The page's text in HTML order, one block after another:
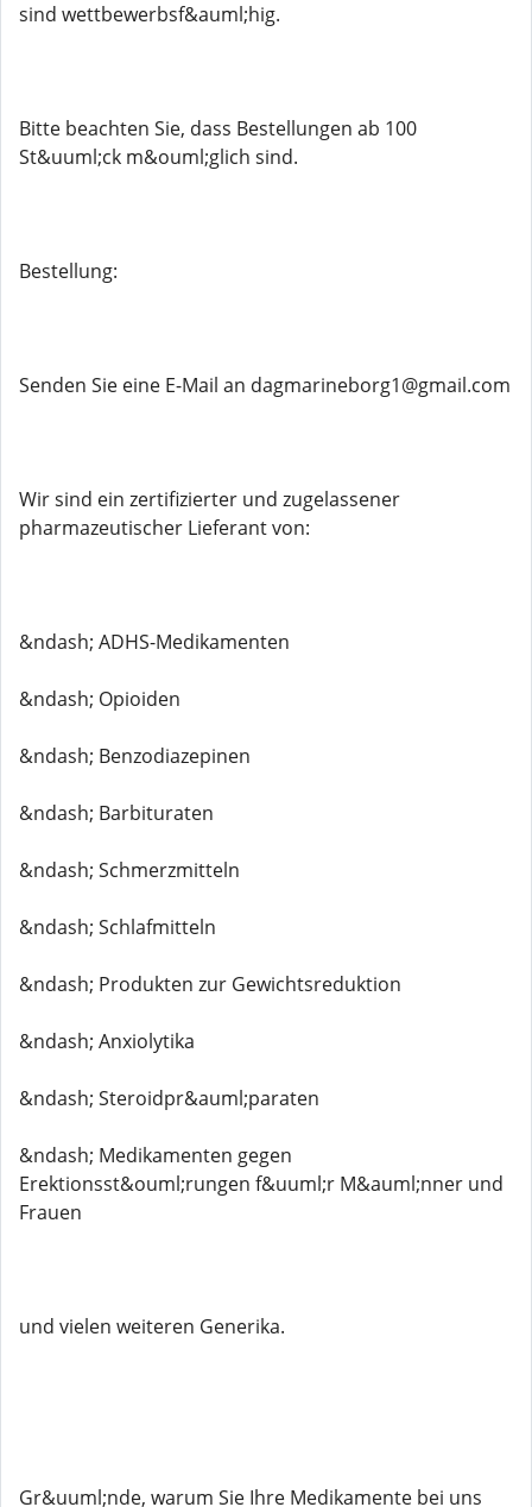
sind wettbewerbsf&auml;hig.
Bitte beachten Sie, dass Bestellungen ab 100
St&uuml;ck m&ouml;glich sind.
Bestellung:
Senden Sie eine E-Mail an dagmarineborg1@gmail.com
Wir sind ein zertifizierter und zugelassener
pharmazeutischer Lieferant von:
&ndash; ADHS-Medikamenten
&ndash; Opioiden
&ndash; Benzodiazepinen
&ndash; Barbituraten
&ndash; Schmerzmitteln
&ndash; Schlafmitteln
&ndash; Produkten zur Gewichtsreduktion
&ndash; Anxiolytika
&ndash; Steroidpr&auml;paraten
&ndash; Medikamenten gegen
Erektionsst&ouml;rungen f&uuml;r M&auml;nner und
Frauen
und vielen weiteren Generika.
Gr&uuml;nde, warum Sie Ihre Medikamente bei uns